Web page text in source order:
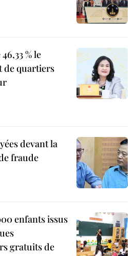
% le
de quartiers
devant la
fraude
enfants issus
gratuits de